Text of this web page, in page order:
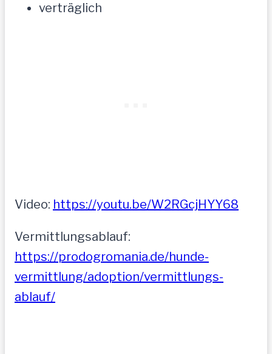
verträglich
Video: https://youtu.be/W2RGcjHYY68
Vermittlungsablauf:
https://prodogromania.de/hunde-
vermittlung/adoption/vermittlungs-
ablauf/